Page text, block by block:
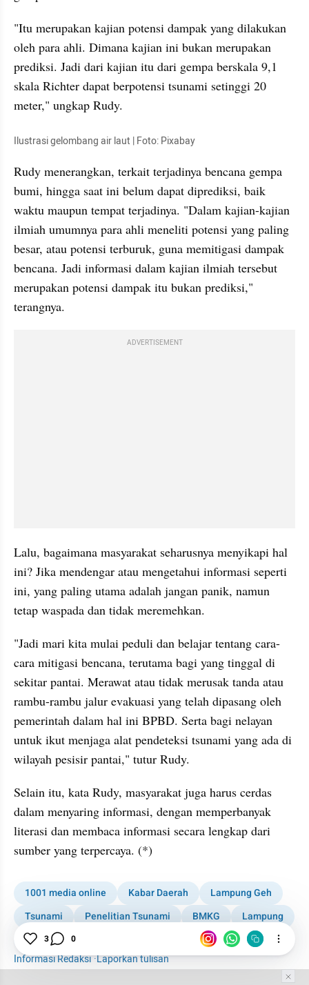
"Itu merupakan kajian potensi dampak yang dilakukan
oleh para ahli. Dimana kajian ini bukan merupakan
prediksi. Jadi dari kajian itu dari gempa berskala 9,1
skala Richter dapat berpotensi tsunami setinggi 20
meter," ungkap Rudy.
Ilustrasi gelombang air laut | Foto: Pixabay
Rudy menerangkan, terkait terjadinya bencana gempa
bumi, hingga saat ini belum dapat diprediksi, baik
waktu maupun tempat terjadinya. "Dalam kajian-kajian
ilmiah umumnya para ahli meneliti potensi yang paling
besar, atau potensi terburuk, guna memitigasi dampak
bencana. Jadi informasi dalam kajian ilmiah tersebut
merupakan potensi dampak itu bukan prediksi,"
terangnya.
ADVERTISEMENT
Lalu, bagaimana masyarakat seharusnya menyikapi hal
ini? Jika mendengar atau mengetahui informasi seperti
ini, yang paling utama adalah jangan panik, namun
tetap waspada dan tidak meremehkan.
"Jadi mari kita mulai peduli dan belajar tentang cara-
cara mitigasi bencana, terutama bagi yang tinggal di
sekitar pantai. Merawat atau tidak merusak tanda atau
rambu-rambu jalur evakuasi yang telah dipasang oleh
pemerintah dalam hal ini BPBD. Serta bagi nelayan
untuk ikut menjaga alat pendeteksi tsunami yang ada di
wilayah pesisir pantai," tutur Rudy.
Selain itu, kata Rudy, masyarakat juga harus cerdas
dalam menyaring informasi, dengan memperbanyak
literasi dan membaca informasi secara lengkap dari
sumber yang terpercaya. (*)
1001 media online Kabar Daerah
Lampung Geh
Tsunami
Penelitian Tsunami BMKG
Lampung
News
Informasi Redaksi·Laporkan tulisan
3 0